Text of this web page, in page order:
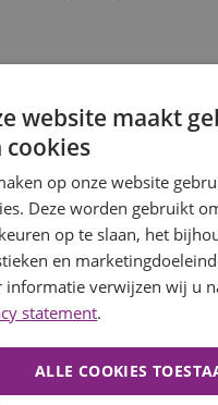
je persoonsgegevens. Hierbij
zorgvuldigheid in acht. Meer
privacystatement. Om je actief
willen we je
te mogen verwerken en
opdrachtgevers, te
ten behoeve van mijn
website maakt
cookies
op onze website
Deze worden gebruikt
op te slaan, het
en
informatie verwijzen wij u
statement.
ALLE COOKIES